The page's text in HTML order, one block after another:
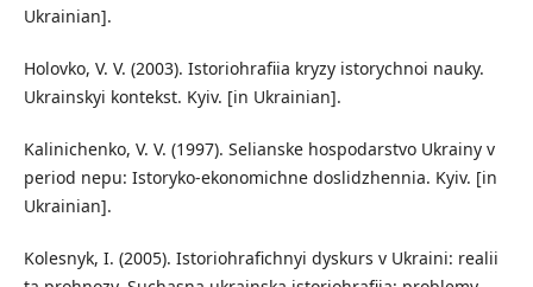
Ukrainian].
Holovko, V. V. (2003). Istoriohrafiia kryzy istorychnoi nauky.
Ukrainskyi kontekst. Kyiv. [in Ukrainian].
Kalinichenko, V. V. (1997). Selianske hospodarstvo Ukrainy v
period nepu: Istoryko-ekonomichne doslidzhennia. Kyiv. [in
Ukrainian].
Kolesnyk, I. (2005). Istoriohrafichnyi dyskurs v Ukraini: realii